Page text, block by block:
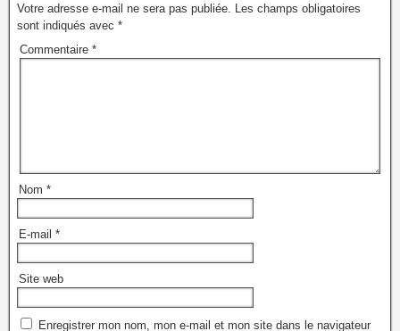
Votre adresse e-mail ne sera pas publiée. Les champs obligatoires
sont indiqués avec *
Commentaire *
Nom *
E-mail *
Site web
Enregistrer mon nom, mon e-mail et mon site dans le navigateur